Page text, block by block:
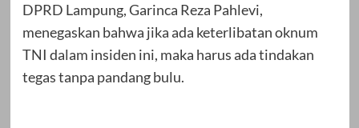
DPRD Lampung, Garinca Reza Pahlevi,
menegaskan bahwa jika ada keterlibatan oknum
TNI dalam insiden ini, maka harus ada tindakan
tegas tanpa pandang bulu.